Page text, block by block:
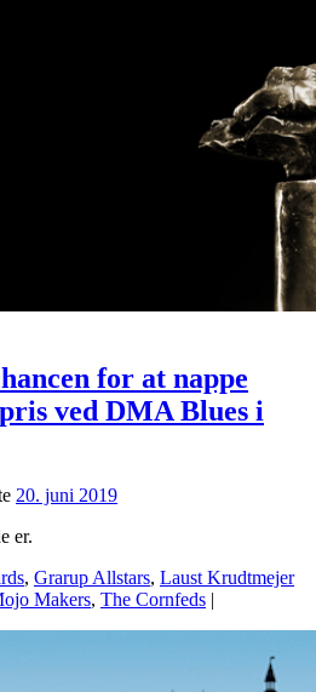
for at nappe
ved DMA Blues i
20. juni 2019
er.
, Grarup Allstars, Laust Krudtmejer
Makers, The Cornfeds |